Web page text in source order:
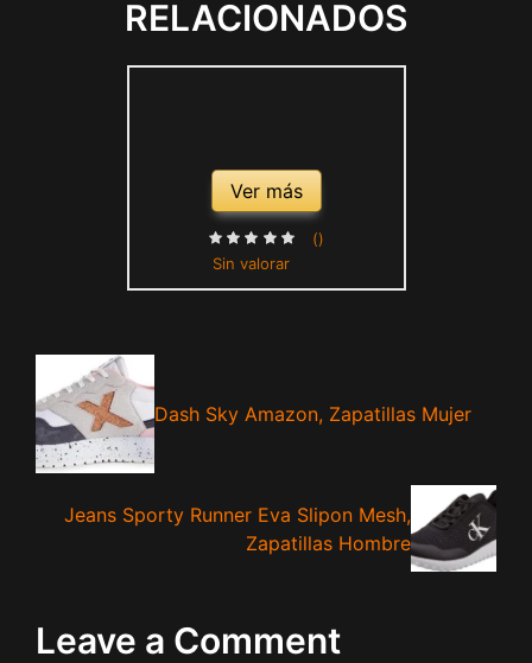
RELACIONADOS
Ver más
Sin valorar
()
Dash Sky Amazon, Zapatillas Mujer
Jeans Sporty Runner Eva Slipon Mesh,
Zapatillas Hombre
Leave a Comment